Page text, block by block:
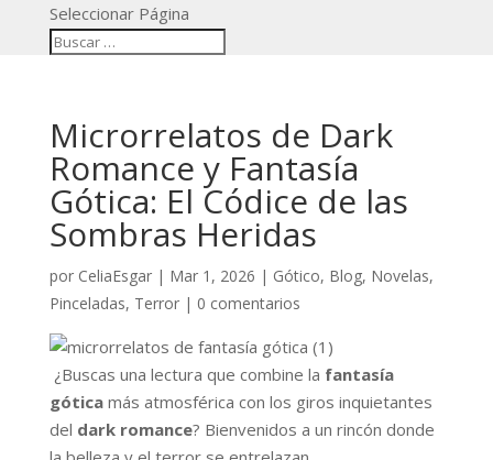
Seleccionar Página
Microrrelatos de Dark
Romance y Fantasía
Gótica: El Códice de las
Sombras Heridas
por CeliaEsgar| Mar 1, 2026 | Gótico, Blog, Novelas,
Pinceladas, Terror| 0 comentarios
¿Buscas una lectura que combine la fantasía
góticamás atmosférica con los giros inquietantes
del dark romance? Bienvenidos a un rincón donde